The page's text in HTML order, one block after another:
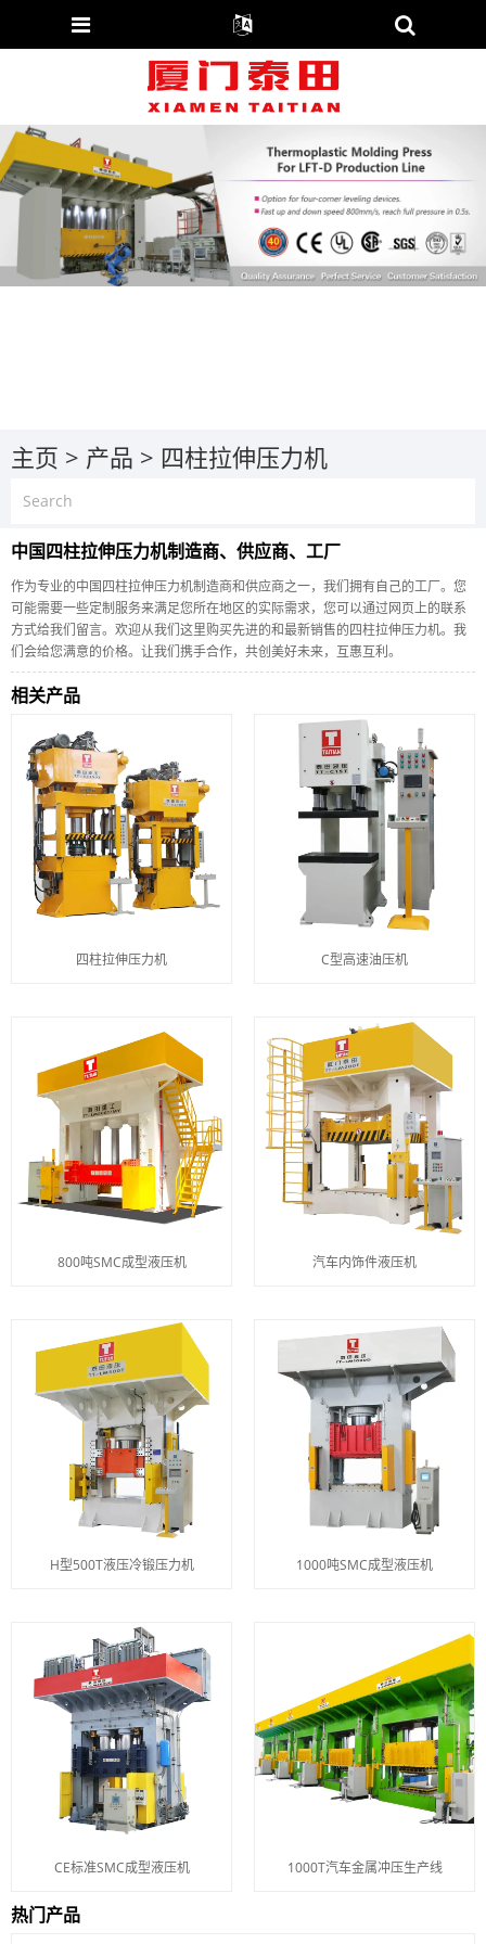
主页 > 产品 > 四柱拉伸压力机
中国四柱拉伸压力机制造商、供应商、工厂
作为专业的中国四柱拉伸压力机制造商和供应商之一，我们拥有自己的工厂。您
可能需要一些定制服务来满足您所在地区的实际需求，您可以通过网页上的联系
方式给我们留言。欢迎从我们这里购买先进的和最新销售的四柱拉伸压力机。我
们会给您满意的价格。让我们携手合作，共创美好未来，互惠互利。
相关产品
四柱拉伸压力机 C型高速油压机
800吨SMC成型液压机 汽车内饰件液压机
H型500T液压冷锻压力机 1000吨SMC成型液压机
CE标准SMC成型液压机 1000T汽车金属冲压生产线
热门产品